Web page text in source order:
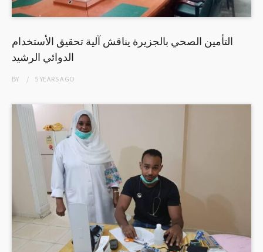
التأمين الصحي بالجزيرة يناقش آلية تحقيق الأستخدام
الدوائي الرشيد
BY 5 YEARSAGO